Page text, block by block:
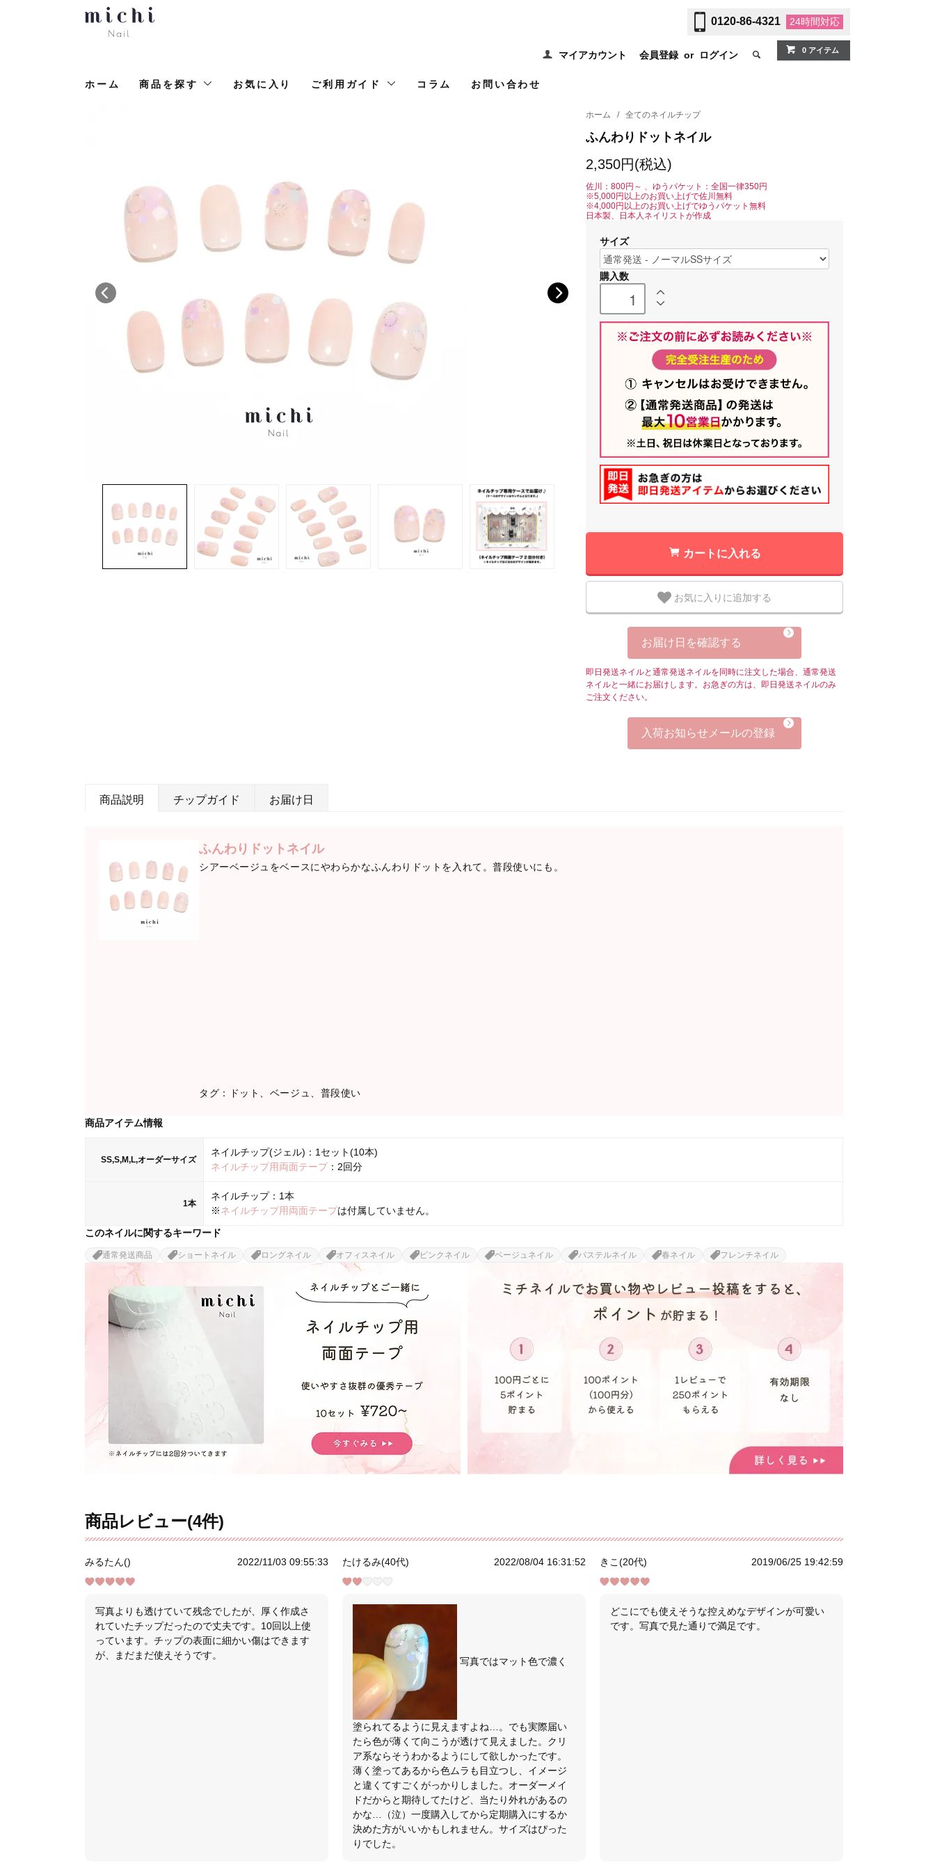
0120-86-4321 24時間対応
マイアカウント 会員登録 or ログイン 0 アイテム
ホーム 商品を探す お気に入り ご利用ガイド コラム お問い合わせ
ホーム / 全てのネイルチップ
ふんわりドットネイル
2,350円(税込)
佐川：800円～ 、ゆうパケット：全国一律350円
※5,000円以上のお買い上げで佐川無料
※4,000円以上のお買い上げでゆうパケット無料
日本製、日本人ネイリストが作成
サイズ
購入数
カートに入れる
お気に入りに追加する
お届け日を確認する
即日発送ネイルと通常発送ネイルを同時に注文した場合、通常発送
ネイルと一緒にお届けします。お急ぎの方は、即日発送ネイルのみ
ご注文ください。
入荷お知らせメールの登録
商品説明 チップガイド お届け日
ふんわりドットネイル
シアーベージュをベースにやわらかなふんわりドットを入れて。普段使いにも。
タグ：ドット、ベージュ、普段使い
商品アイテム情報
SS,S,M,L,オーダーサイズ
ネイルチップ(ジェル)：1セット(10本)
ネイルチップ用両面テープ：2回分
1本
ネイルチップ：1本
※ネイルチップ用両面テープは付属していません。
このネイルに関するキーワード
通常発送商品 ショートネイル ロングネイル オフィスネイル ピンクネイル ベージュネイル パステルネイル 春ネイル フレンチネイル
商品レビュー(4件)
みるたん() 2022/11/03 09:55:33
写真よりも透けていて残念でしたが、厚く作成さ
れていたチップだったので丈夫です。10回以上使
っています。チップの表面に細かい傷はできます
が、まだまだ使えそうです。
たけるみ(40代) 2022/08/04 16:31:52
写真ではマット色で濃く
塗られてるように見えますよね…。でも実際届い
たら色が薄くて向こうが透けて見えました。クリ
ア系ならそうわかるようにして欲しかったです。
薄く塗ってあるから色ムラも目立つし、イメージ
と違くてすごくがっかりしました。オーダーメイ
ドだからと期待してたけど、当たり外れがあるの
かな…（泣）一度購入してから定期購入にするか
決めた方がいいかもしれません。サイズはぴった
りでした。
きこ(20代) 2019/06/25 19:42:59
どこにでも使えそうな控えめなデザインが可愛い
です。写真で見た通りで満足です。